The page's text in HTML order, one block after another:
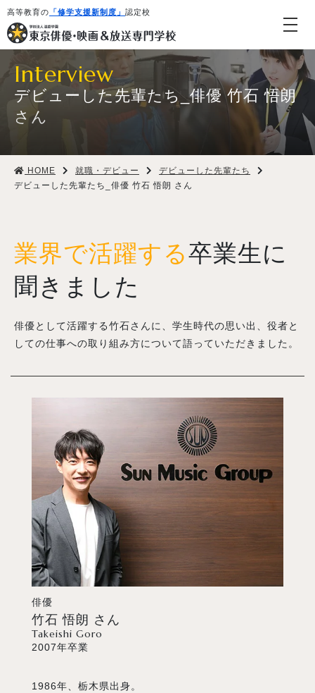
高等教育の 「修学支援新制度」 認定校
学校紹介・教育システム
学校情報
オープンキャンパス
訪問者別メニュー
Interview
デビューした先輩たち_俳優 竹石 悟朗
さん
HOME 就職・デビュー
デビューした先輩たち
デビューした先輩たち_俳優 竹石 悟朗 さん
業界で活躍する卒業生に
聞きました
俳優として活躍する竹石さんに、学生時代の思い出、役者と
しての仕事への取り組み方について語っていただきました。
俳優
竹石 悟朗 さん
Takeishi Goro
2007年卒業
1986年、栃木県出身。